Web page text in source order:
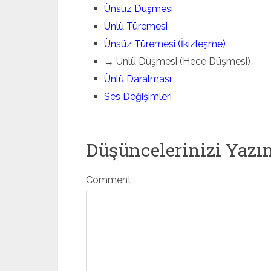
Ünsüz Düşmesi
Ünlü Türemesi
Ünsüz Türemesi (İkizleşme)
→ Ünlü Düşmesi (Hece Düşmesi)
Ünlü Daralması
Ses Değişimleri
Düşüncelerinizi
Comment: